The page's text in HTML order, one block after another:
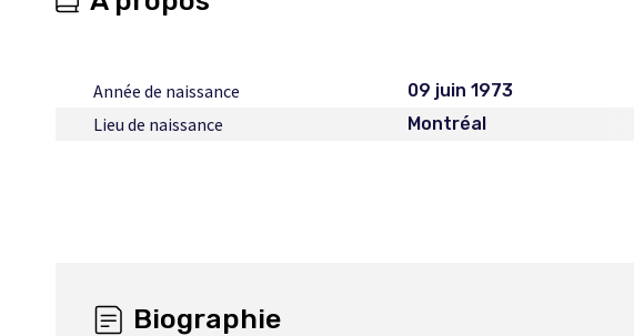
Année de naissance 09 juin 1973
Lieu de naissance Montréal
Biographie